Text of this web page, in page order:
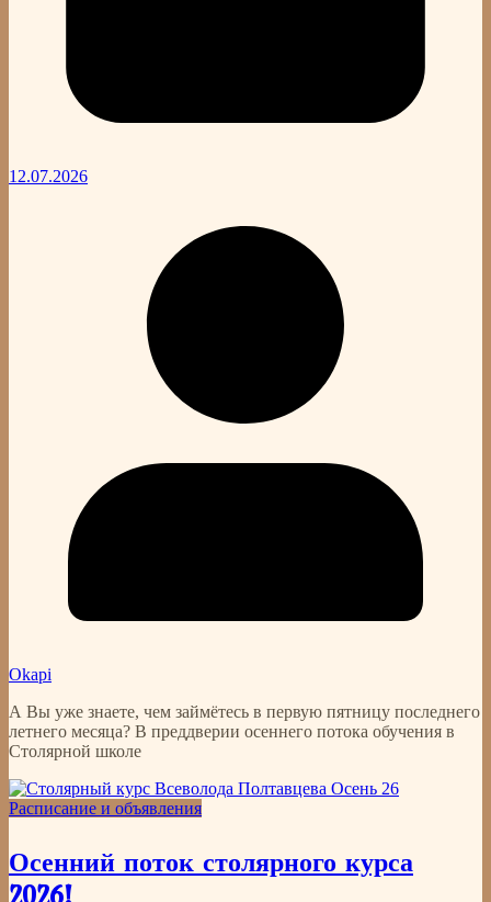
12.07.2026
Okapi
А Вы уже знаете, чем займётесь в первую пятницу последнего
летнего месяца? В преддверии осеннего потока обучения в
Столярной школе
Расписание и объявления
Осенний поток столярного курса